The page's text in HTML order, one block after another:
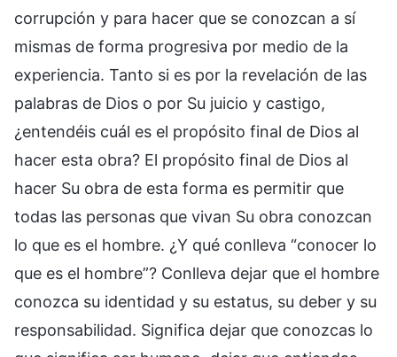
corrupción y para hacer que se conozcan a sí
mismas de forma progresiva por medio de la
experiencia. Tanto si es por la revelación de las
palabras de Dios o por Su juicio y castigo,
¿entendéis cuál es el propósito final de Dios al
hacer esta obra? El propósito final de Dios al
hacer Su obra de esta forma es permitir que
todas las personas que vivan Su obra conozcan
lo que es el hombre. ¿Y qué conlleva “conocer lo
que es el hombre”? Conlleva dejar que el hombre
conozca su identidad y su estatus, su deber y su
responsabilidad. Significa dejar que conozcas lo